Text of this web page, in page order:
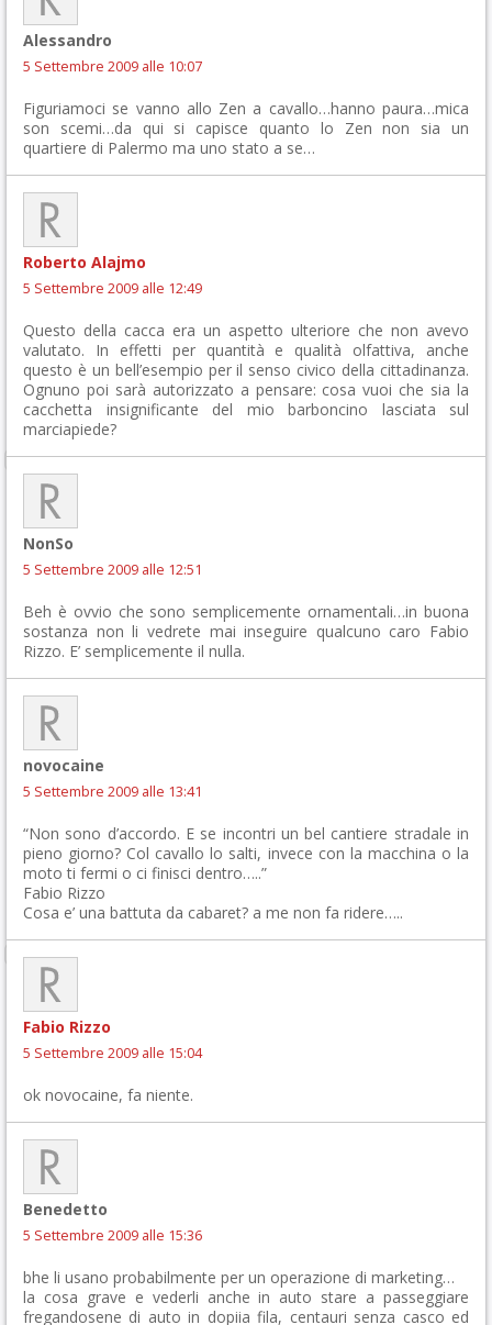
Alessandro
5 Settembre 2009 alle 10:07
Figuriamoci se vanno allo Zen a cavallo…hanno paura…mica
son scemi…da qui si capisce quanto lo Zen non sia un
quartiere di Palermo ma uno stato a se…
Roberto Alajmo
5 Settembre 2009 alle 12:49
Questo della cacca era un aspetto ulteriore che non avevo
valutato. In effetti per quantità e qualità olfattiva, anche
questo è un bell’esempio per il senso civico della cittadinanza.
Ognuno poi sarà autorizzato a pensare: cosa vuoi che sia la
cacchetta insignificante del mio barboncino lasciata sul
marciapiede?
NonSo
5 Settembre 2009 alle 12:51
Beh è ovvio che sono semplicemente ornamentali…in buona
sostanza non li vedrete mai inseguire qualcuno caro Fabio
Rizzo. E’ semplicemente il nulla.
novocaine
5 Settembre 2009 alle 13:41
“Non sono d’accordo. E se incontri un bel cantiere stradale in
pieno giorno? Col cavallo lo salti, invece con la macchina o la
moto ti fermi o ci finisci dentro…..”
Fabio Rizzo
Cosa e’ una battuta da cabaret? a me non fa ridere…..
Fabio Rizzo
5 Settembre 2009 alle 15:04
ok novocaine, fa niente.
Benedetto
5 Settembre 2009 alle 15:36
bhe li usano probabilmente per un operazione di marketing…
la cosa grave e vederli anche in auto stare a passeggiare
fregandosene di auto in dopiia fila, centauri senza casco ed